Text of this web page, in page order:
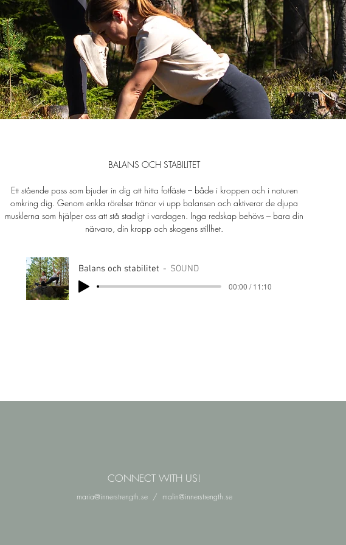
BALANS OCH STABILITET
Ett stående pass som bjuder in dig att hitta fotfäste – både i kroppen och i naturen
omkring dig. Genom enkla rörelser tränar vi upp balansen och aktiverar de djupa
musklerna som hjälper oss att stå stadigt i vardagen. Inga redskap behövs – bara din
närvaro, din kropp och skogens stillhet.
Balans och stabilitet SOUND
00:00 / 11:10
CONNECT WITH US!
maria@innerstrength.se/ malin@innerstrength.se